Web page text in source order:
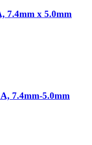
7.4mm x 5.0mm
7.4mm-5.0mm